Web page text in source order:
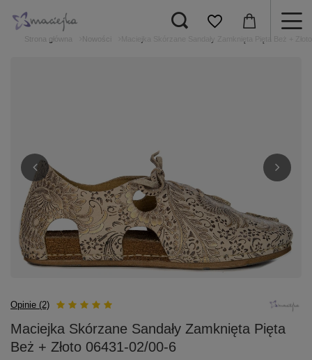
Strona główna Nowości
Opinie (2)
Maciejka Skórzane Sandały Zamknięta Pięta
Beż + Złoto 06431-02/00-6